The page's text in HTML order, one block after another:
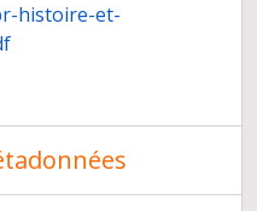
histoire-et-